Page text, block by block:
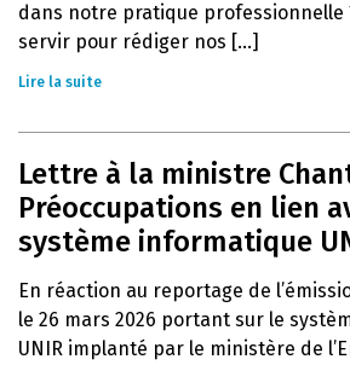
dans notre pratique professionnelle
servir pour rédiger nos [...]
Lire la suite
Lettre à la ministre
Préoccupations en lien
système informatique
En réaction au reportage de
le 26 mars 2026 portant sur le
UNIR implanté par le ministère de